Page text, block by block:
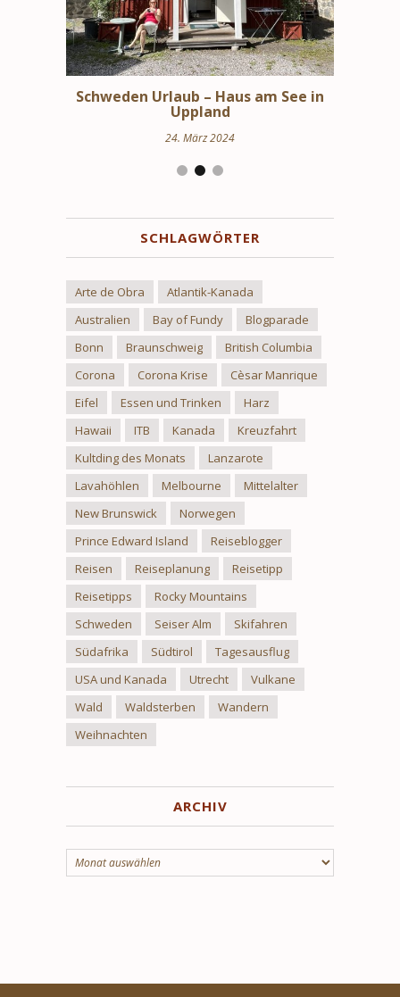
Schweden Urlaub – Haus am See in
Uppland
24. März 2024
SCHLAGWÖRTER
Arte de Obra
Atlantik-Kanada
Australien
Bay of Fundy
Blogparade
Bonn
Braunschweig
British Columbia
Corona
Corona Krise
Cèsar Manrique
Eifel
Essen und Trinken
Harz
Hawaii
ITB Kanada
Kreuzfahrt
Kultding des Monats
Lanzarote
Lavahöhlen
Melbourne
Mittelalter
New Brunswick
Norwegen
Prince Edward Island
Reiseblogger
Reisen
Reiseplanung
Reisetipp
Reisetipps
Rocky Mountains
Schweden
Seiser Alm
Skifahren
Südafrika
Südtirol
Tagesausflug
USA und Kanada
Utrecht
Vulkane
Wald
Waldsterben
Wandern
Weihnachten
ARCHIV
Archiv